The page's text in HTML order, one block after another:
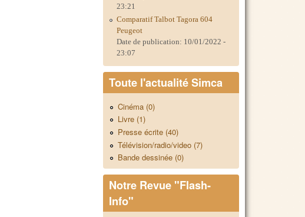
23:21
Comparatif Talbot Tagora 604
Peugeot
Date de publication: 10/01/2022 -
23:07
Toute l'actualité Simca
Cinéma (0)
Livre (1)
Presse écrite (40)
Télévision/radio/video (7)
Bande dessinée (0)
Notre Revue "Flash-
Info"